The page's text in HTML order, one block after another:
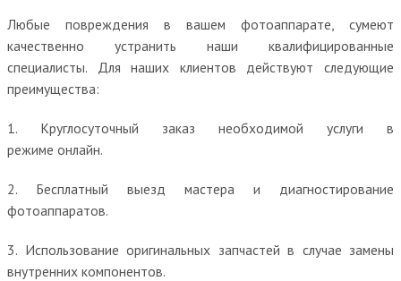
Любые повреждения в вашем фотоаппарате, сумеют
качественно устранить наши квалифицированные
специалисты. Для наших клиентов действуют следующие
преимущества:
1. Круглосуточный заказ необходимой услуги в
режиме онлайн.
2. Бесплатный выезд мастера и диагностирование
фотоаппаратов.
3. Использование оригинальных запчастей в случае замены
внутренних компонентов.